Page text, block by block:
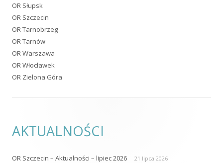
OR Słupsk
OR Szczecin
OR Tarnobrzeg
OR Tarnów
OR Warszawa
OR Włocławek
OR Zielona Góra
AKTUALNOŚCI
OR Szczecin – Aktualności – lipiec 2026 21 lipca 2026